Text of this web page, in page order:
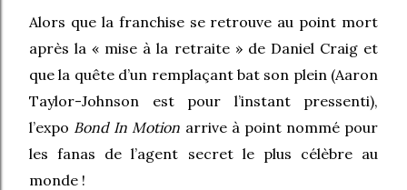
Alors que la franchise se retrouve au point mort
après la « mise à la retraite » de Daniel Craig et
que la quête d’un remplaçant bat son plein (Aaron
Taylor-Johnson est pour l’instant pressenti),
l’expo Bond In Motion arrive à point nommé pour
les fanas de l’agent secret le plus célèbre au
monde !